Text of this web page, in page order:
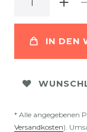
IN DEN
* Alle angegebenen
Versandkosten).